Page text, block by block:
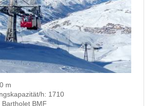
m
h: 1710
Bartholet BMF